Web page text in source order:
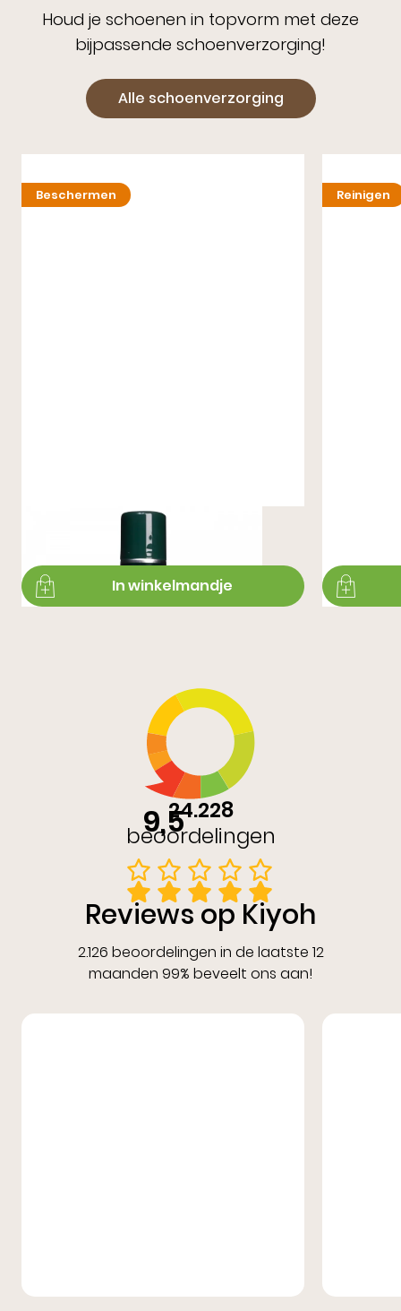
Houd je schoenen in topvorm met deze
bijpassende schoenverzorging!
Alle schoenverzorging
Beschermen
In winkelmandje
Reinigen
9,524.228
beoordelingen
Reviews op Kiyoh
2.126 beoordelingen in de laatste 12
maanden 99% beveelt ons aan!